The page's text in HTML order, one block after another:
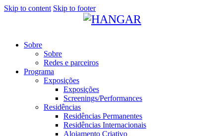
Skip to content Skip to footer
Sobre
Sobre
Redes e parceiros
Programa
Exposições
Exposições
Screenings/Performances
Residências
Residências Permanentes
Residências Internacionais
Alojamento Criativo